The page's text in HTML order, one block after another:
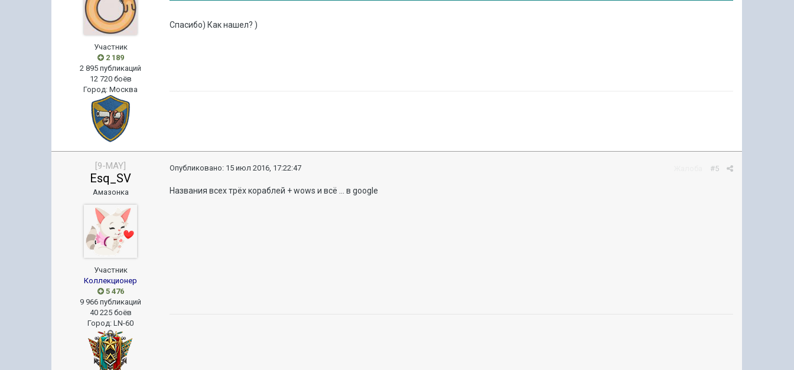
Участник
2 189
2 895 публикаций
12 720 боёв
Город:Москва
Спасибо) Как нашел? )
[9-MAY]
Esq_SV
Амазонка
Участник
Коллекционер
5 476
9 966 публикаций
40 225 боёв
Город:LN-60
#5
Опубликовано: 15 июл 2016, 17:22:47
Названия всех трёх кораблей + wows и всё ... в google